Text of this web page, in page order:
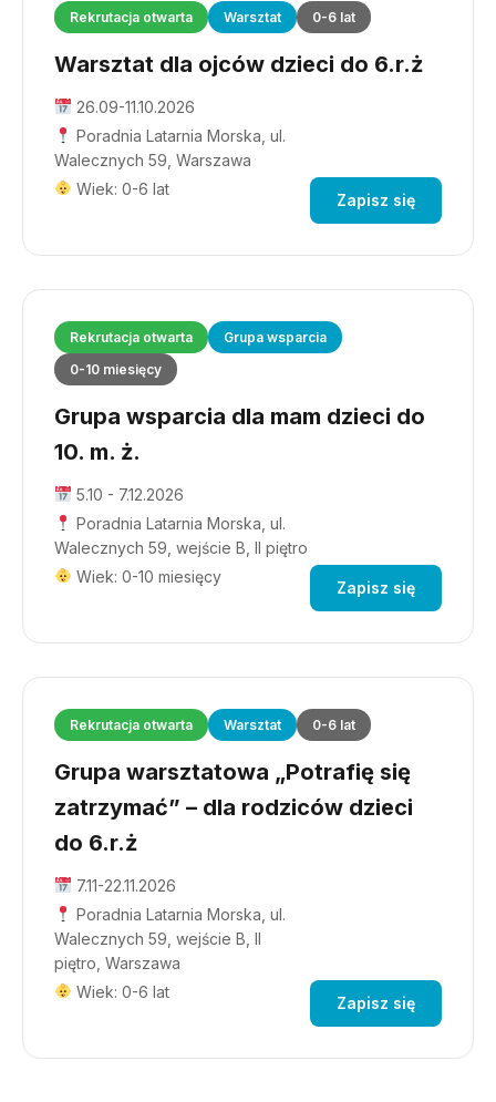
Rekrutacja otwarta Warsztat 0-6 lat
Warsztat dla ojców dzieci do 6.r.ż
26.09-11.10.2026
Poradnia Latarnia Morska, ul.
Walecznych 59, Warszawa
Wiek: 0-6 lat
Zapisz się
Rekrutacja otwarta
Grupa wsparcia
0-10 miesięcy
Grupa wsparcia dla mam dzieci do
10. m. ż.
5.10 - 7.12.2026
Poradnia Latarnia Morska, ul.
Walecznych 59, wejście B, II piętro
Wiek: 0-10 miesięcy
Zapisz się
Rekrutacja otwarta Warsztat 0-6 lat
Grupa warsztatowa „Potrafię się
zatrzymać” – dla rodziców dzieci
do 6.r.ż
7.11-22.11.2026
Poradnia Latarnia Morska, ul.
Walecznych 59, wejście B, II
piętro, Warszawa
Wiek: 0-6 lat
Zapisz się